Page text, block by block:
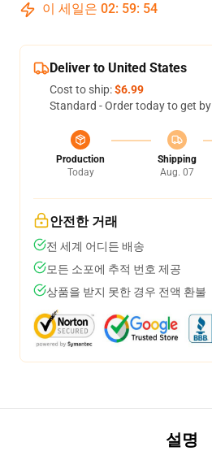
이 세일은 02: 59: 54
Deliver to United States
Cost to ship:$6.99
Standard - Order today to get by
Production
Today
Shipping
Aug. 07
안전한 거래
전 세계 어디든 배송
모든 소포에 추적 번호 제공
상품을 받지 못한 경우 전액 환불
설명